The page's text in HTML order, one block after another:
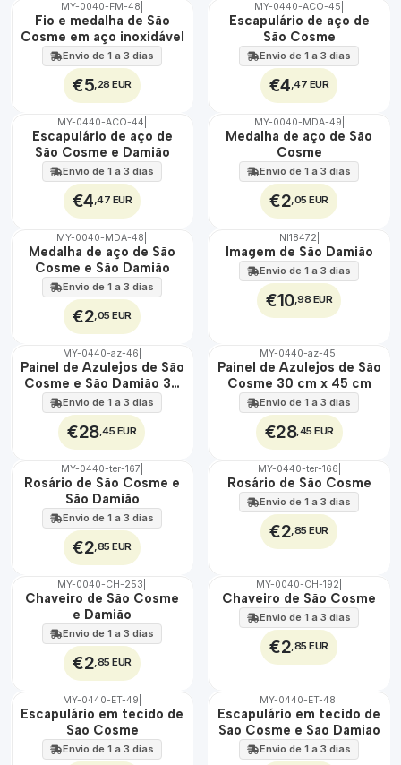
🇵🇹
ÁGUA
MY-0040-FM-48
Fio e medalha de São
Cosme em aço inoxidável
Envio de 1 a 3 dias
€5,28 EUR
🇵🇹
ÁGUA
MY-0440-ACO-45
Escapulário de aço de
São Cosme
Envio de 1 a 3 dias
€4,47 EUR
🇵🇹
100%
ÁGUA
MY-0440-ACO-44
Escapulário de aço de
São Cosme e Damião
Envio de 1 a 3 dias
€4,47 EUR
🇵🇹
ÁGUA
MY-0040-MDA-49
Medalha de aço de São
Cosme
Envio de 1 a 3 dias
€2,05 EUR
🇵🇹
100%
ÁGUA
MY-0040-MDA-48
Medalha de aço de São
Cosme e São Damião
Envio de 1 a 3 dias
€2,05 EUR
NI18472
Imagem de São Damião
Envio de 1 a 3 dias
€10,98 EUR
🇵🇹
100%
EXT.
MY-0440-az-46
Painel de Azulejos de São
Cosme e São Damião 30
cm x 45 cm
Envio de 1 a 3 dias
€28,45 EUR
🇵🇹
100%
EXT.
MY-0440-az-45
Painel de Azulejos de São
Cosme 30 cm x 45 cm
Envio de 1 a 3 dias
€28,45 EUR
🇵🇹
MY-0440-ter-167
Rosário de São Cosme e
São Damião
Envio de 1 a 3 dias
€2,85 EUR
🇵🇹
100%
MY-0440-ter-166
Rosário de São Cosme
Envio de 1 a 3 dias
€2,85 EUR
🇵🇹
MY-0040-CH-253
Chaveiro de São Cosme
e Damião
Envio de 1 a 3 dias
€2,85 EUR
🇵🇹
100%
MY-0040-CH-192
Chaveiro de São Cosme
Envio de 1 a 3 dias
€2,85 EUR
🇵🇹
100%
ÁGUA
MY-0440-ET-49
Escapulário em tecido de
São Cosme
Envio de 1 a 3 dias
🇵🇹
100%
ÁGUA
MY-0440-ET-48
Escapulário em tecido de
São Cosme e São Damião
Envio de 1 a 3 dias